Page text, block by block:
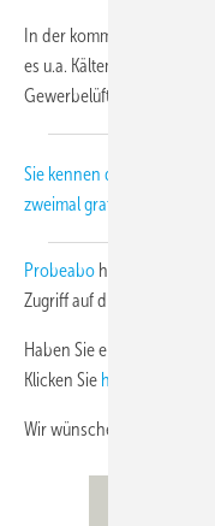
In der kommenden Print-
es u.a. Kältemittel,
Gewerbelüftung.
Sie kennen die Print-
zweimal gratis kennen!
Probeabo haben Sie für
Zugriff auf die Inhalte von
Haben Sie einen
Klicken Sie hier
Wir wünschen Ihnen viel